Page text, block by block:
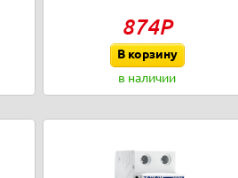
874Р
В корзину
в наличии